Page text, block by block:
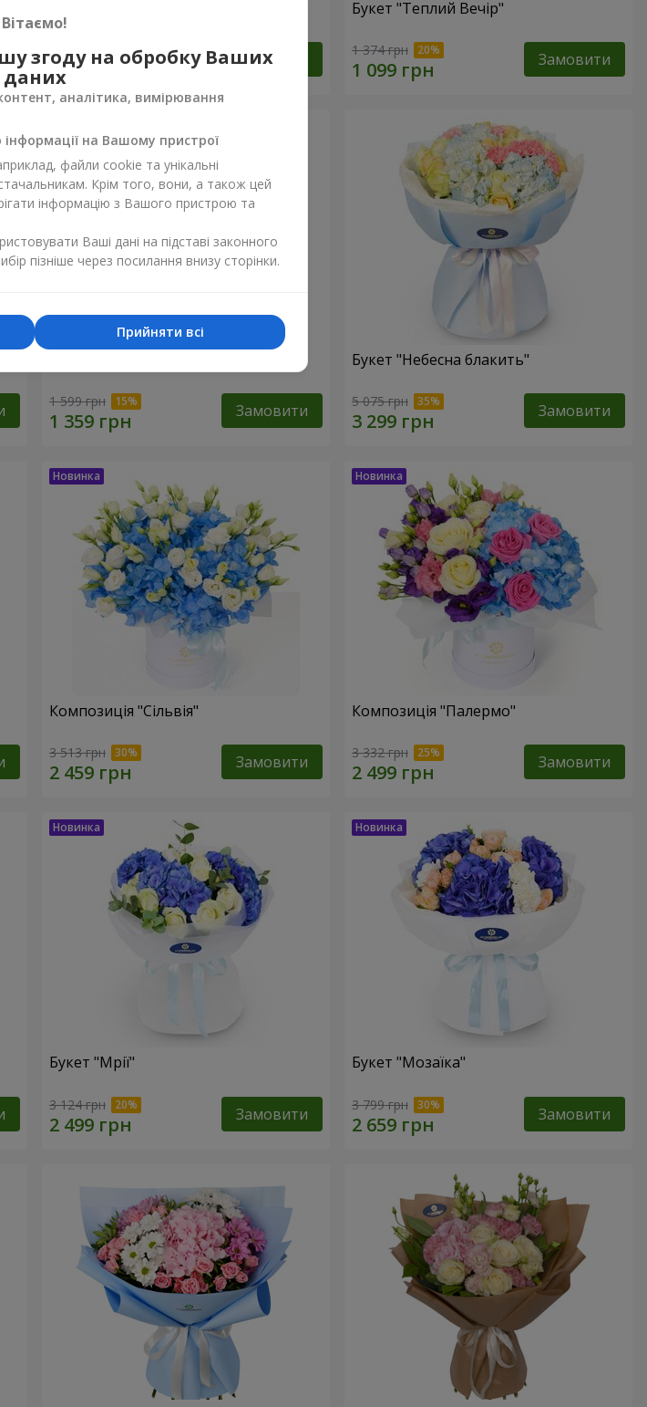
3 427 грн Замовити
Букет "Теплий Вечір"
1 374 грн Замовити
1 599 грн Замовити
Букет "Небесна блакить"
5 075 грн Замовити
Композиція "Сільвія"
3 513 грн Замовити
Композиція "Палермо"
3 332 грн Замовити
Букет "Мрії"
3 124 грн Замовити
Букет "Мозаїка"
3 799 грн Замовити
Вітаємо!
згоду на обробку Ваших
даних
аналітика, вимірювання
на Вашому пристрої
файли cookie та унікальні
Крім того, вони, а також цей
інформацію з Вашого пристрою та
Ваші дані на підставі законного
пізніше через посилання внизу сторінки.
Прийняти всі